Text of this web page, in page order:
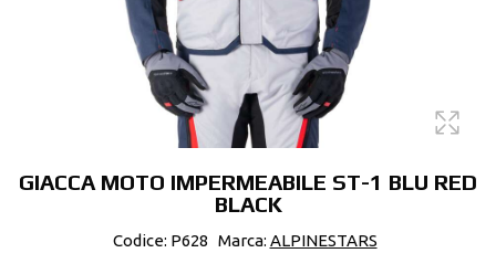
GIACCA MOTO IMPERMEABILE ST-1 BLU RED
BLACK
Codice: P628 Marca: ALPINESTARS